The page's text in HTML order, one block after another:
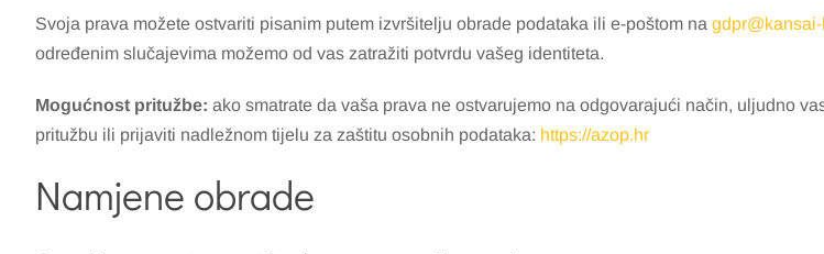
Svoja prava možete ostvariti pisanim putem izvršitelju obrade podataka ili e-poštom na
određenim slučajevima možemo od vas zatražiti potvrdu vašeg identiteta.
Mogućnost pritužbe: ako smatrate da vaša prava ne ostvarujemo na odgovarajući način, uljudno
pritužbu ili prijaviti nadležnom tijelu za zaštitu osobnih podataka: https://azop.hr
Namjene obrade